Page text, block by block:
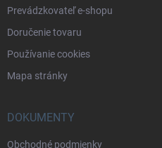
Prevádzkovateľ e-shopu
Doručenie tovaru
Používanie cookies
Mapa stránky
DOKUMENTY
Obchodné podmienky